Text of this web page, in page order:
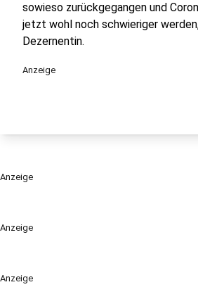
Anzeige
Anzeige
sowieso zurückgegangen und
jetzt wohl noch schwieriger
Dezernentin.
Anzeige
Anzeige